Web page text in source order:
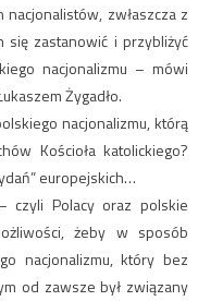
zwłaszcza z
się zastanowić i przybliżyć
nacjonalizmu – mówi
Żygadło.
nacjonalizmu, którą
Kościoła katolickiego?
europejskich…
czyli Polacy oraz polskie
żeby w sposób
nacjonalizmu, który bez
od zawsze był związany